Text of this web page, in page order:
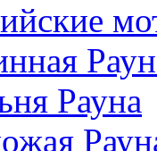
Рауна